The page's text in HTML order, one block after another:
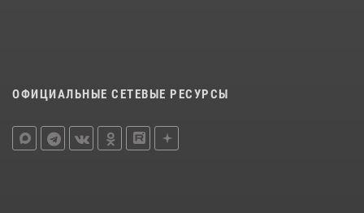
ОФИЦИАЛЬНЫЕ СЕТЕВЫЕ РЕСУРСЫ